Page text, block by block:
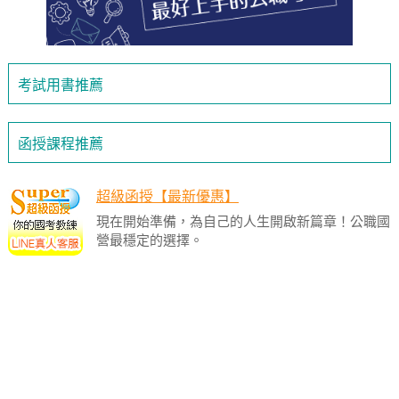
考試用書推薦
函授課程推薦
超級函授【最新優惠】
現在開始準備，為自己的人生開啟新篇章！公職國
營最穩定的選擇。